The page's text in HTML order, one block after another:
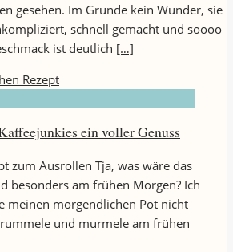
gesehen. Im Grunde kein Wunder, sie
schnell gemacht und soooo
ist deutlich […]
ein voller Genuss
zum Ausrollen Tja, was wäre das
besonders am frühen Morgen? Ich
meinen morgendlichen Pot nicht
und murmele am frühen